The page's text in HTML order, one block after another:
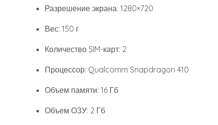
Разрешение экрана: 1280×720
Вес: 150 г
Количество SIM-карт: 2
Процессор: Qualcomm Snapdragon 410
Объем памяти: 16 Гб
Объем ОЗУ: 2 Гб